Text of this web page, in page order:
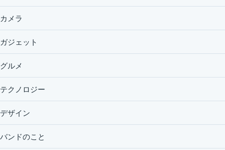
カメラ
ガジェット
グルメ
テクノロジー
デザイン
バンドのこと